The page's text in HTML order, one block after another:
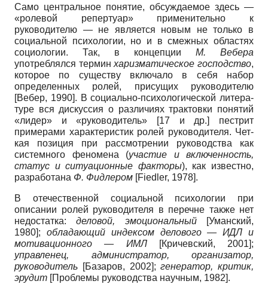
Само центральное понятие, обсуж­даемое здесь —
«ролевой репертуар» применительно к
руководителю — не является новым не только в
социальной психологии, но и в смежных областях
социологии. Так, в концепции М. Вебе­ра
употреблялся терминхаризматичес­кое господство,
которое по существу включало в себя набор
определенных ролей, присущих руководителю
[Вебер, 1990]. В социально-психологической литера­
туре вся дискуссия о различиях трак­товки понятий
«лидер» и «руководи­тель» [17 и др.] пестрит
примерами ха­рактеристик ролей руководителя. Чет­
кая позиция при рассмотрении руко­водства как
системного феномена (уча­стие и включенность,
статус и ситуа­ционные факторы), как известно,
разра­ботана Ф. Фидлером [Fiedler, 1978].
В отечественной социальной психо­логии при
описании ролей руководителя в перечне также нет
недостатка:деловой, эмоциональный [Уманский,
1980]; обладающий индек­сом делового — ИДЛ и
мотивационного — ИМЛ
[Кричевский, 2001];
управленец, администратор, организатор,
руководитель [Базаров, 2002];генера­тор, критик,
эрудит [Проблемы руководства научным, 1982].